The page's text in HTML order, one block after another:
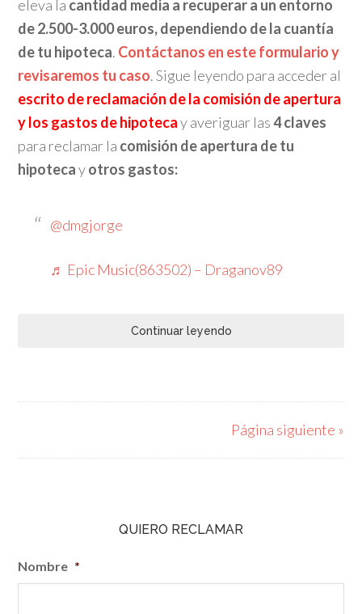
eleva la cantidad media a recuperar a un entorno
de 2.500-3.000 euros, dependiendo de la cuantía
de tu hipoteca. Contáctanos en este formulario y
revisaremos tu caso. Sigue leyendo para acceder al
escrito de reclamación de la comisión de apertura
y los gastos de hipotecay averiguar las4 claves
para reclamar la comisión de apertura de tu
hipotecayotros gastos:
@dmgjorge
♬ Epic Music(863502) – Draganov89
Continuar leyendo
Página siguiente »
QUIERO RECLAMAR
Nombre *